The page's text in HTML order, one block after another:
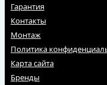
Гарантия
Контакты
Монтаж
Политика
Карта сайта
Бренды